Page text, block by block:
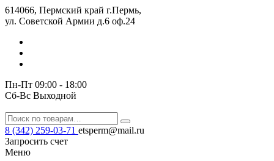
614066, Пермский край г.Пермь,
ул. Советской Армии д.6 оф.24
Пн-Пт 09:00 - 18:00
Сб-Вс Выходной
8 (342) 259-03-71 etsperm@mail.ru
Запросить счет
Меню